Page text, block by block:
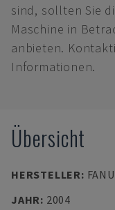
sind, sollten Sie
Maschine in
anbieten.
Informationen.
Übersicht
HERSTELLER:
JAHR: 2004